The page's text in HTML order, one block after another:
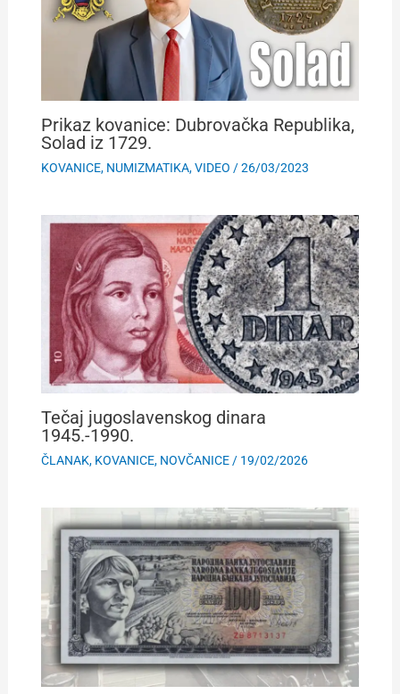
Prikaz kovanice: Dubrovačka Republika,
Solad iz 1729.
KOVANICE, NUMIZMATIKA,VIDEO /26/03/2023
Tečaj jugoslavenskog dinara
1945.-1990.
ČLANAK, KOVANICE, NOVČANICE/ 19/02/2026